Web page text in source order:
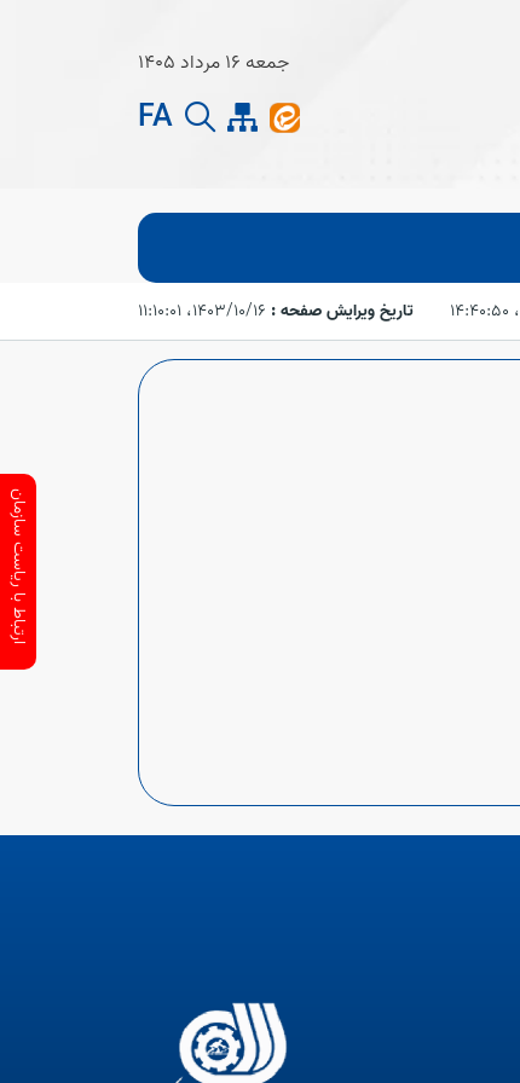
جمعه 16 مرداد 1405
FA
تاریخ ویرایش صفحه : ۱۴۰۳/۱۰/۱۶،‏ ۱۱:۱۰:۰۱
ارتباط با ریاست سازمان